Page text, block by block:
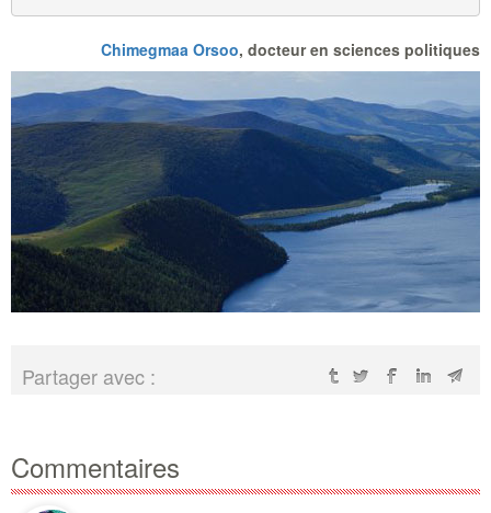
Chimegmaa Orsoo, docteur en sciences politiques
Partager avec :
Commentaires